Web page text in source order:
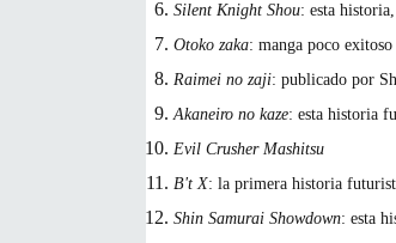
Silent Knight Shou: esta
Otoko zaka: manga poco
Raimei no zaji: publicado por
Akaneiro no kaze: esta historia
Evil Crusher Mashitsu
B't X: la primera historia
Shin Samurai Showdown: esta